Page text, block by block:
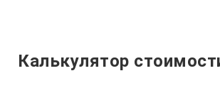
Калькулятор